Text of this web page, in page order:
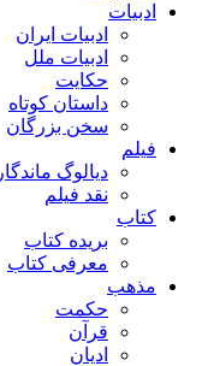
ادبیات
ادبیات ایران
ادبیات ملل
حکایت
داستان کوتاه
سخن بزرگان
فیلم
دیالوگ ماندگار
نقد فیلم
کتاب
بریده کتاب
معرفی کتاب
مذهب
حکمت
قرآن
ادیان